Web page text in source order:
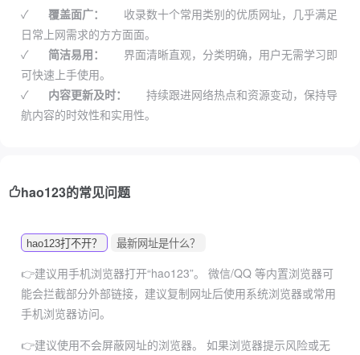
✓ 覆盖面广：
收录数十个常用类别的优质网址，几乎满足
日常上网需求的方方面面。
✓
简洁易用：
界面清晰直观，分类明确，用户无需学习即
可快速上手使用。
✓
内容更新及时：
持续跟进网络热点和资源变动，保持导
航内容的时效性和实用性。
hao123的常见问题
hao123打不开？ 最新网址是什么？
👉建议用手机浏览器打开“hao123”。
微信/QQ 等内置浏览器可
能会拦截部分外部链接，建议复制网址后使用系统浏览器或常用
手机浏览器访问。
👉建议使用不会屏蔽网址的浏览器。
如果浏览器提示风险或无